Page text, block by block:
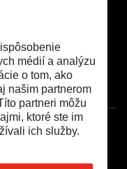
médií a analýzu
o tom, ako
našim partnerom
partneri môžu
ktoré ste im
ich služby.